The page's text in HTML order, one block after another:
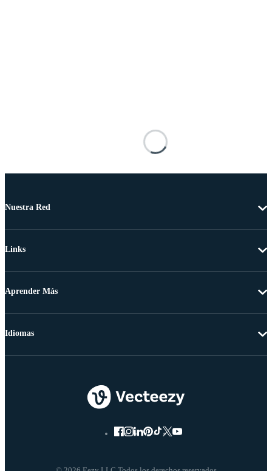
Nuestra Red
Links
Aprender Más
Idiomas